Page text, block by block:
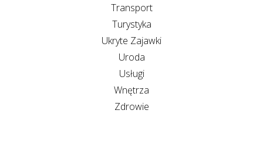
Transport
Turystyka
Ukryte Zajawki
Uroda
Usługi
Wnętrza
Zdrowie